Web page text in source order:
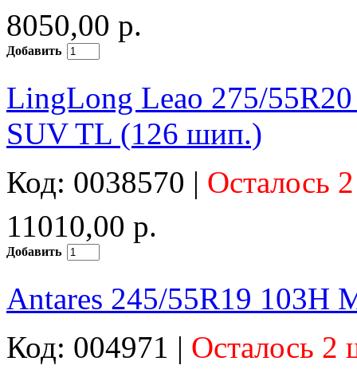
8050,00 р.
Добавить
LingLong Leao 275/
SUV TL (126 шип.)
Код: 0038570 | Осталось
11010,00 р.
Добавить
Antares 245/55R19 103H
Код: 004971 | Осталось 2